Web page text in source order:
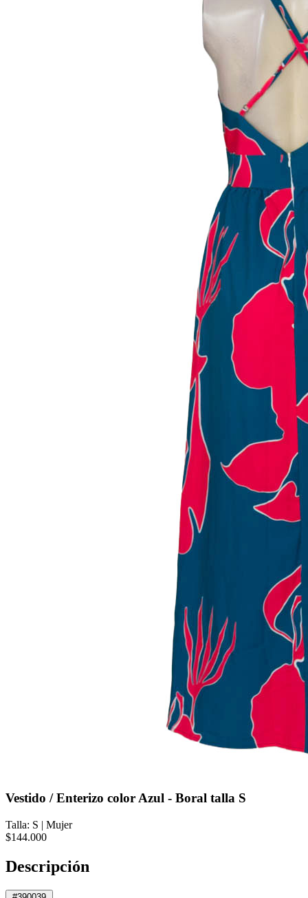
Vestido / Enterizo color Azul - Boral talla S
Talla: S | Mujer
$144.000
Descripción